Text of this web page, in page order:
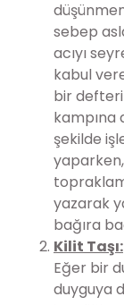
sebep
acıyı
kabul
bir
kampına
şekilde
yazarak
bağıra
Kilit Taşı:
Eğer bir
duyguya